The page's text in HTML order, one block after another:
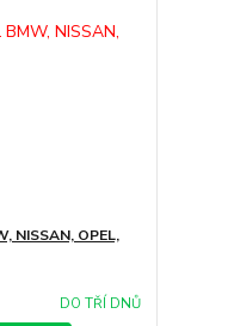
NISSAN, OPEL,
DO TŘÍ DNŮ